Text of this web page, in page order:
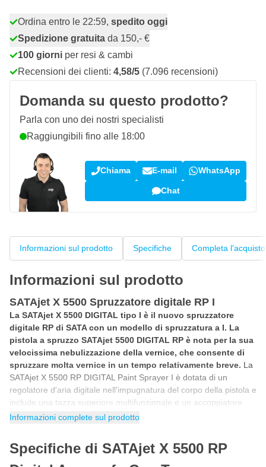
Ordina entro le 22:59, spedito oggi
Spedizione gratuita da 150,- €
100 giorni per resi & cambi
Recensioni dei clienti: 4,58/5 (7.096 recensioni)
Domanda su questo prodotto?
Parla con uno dei nostri specialisti
Raggiungibili fino alle 18:00
Chiama E-mail WhatsApp
Chat
Informazioni sul prodotto Specifiche Completa l'acquisto
Informazioni sul prodotto
SATAjet X 5500 Spruzzatore digitale RP I
La SATAjet X 5500 DIGITAL tipo I è il nuovo spruzzatore
digitale RP di SATA con un modello di spruzzatura a I. La
pistola a spruzzo SATAjet 5500 DIGITAL RP è nota per la sua
velocissima nebulizzazione della vernice, che consente di
spruzzare molta vernice in un tempo relativamente breve. La
SATAjet X 5500 RP DIGITAL Paint Sprayer I è dotata di un
regolatore d'aria digitale nell'impugnatura del corpo della pistola e
include una tazza superiore multifunzionale e un accoppiatore
girevole. Volete acquistare lo spruzzatore SATAjet X 5500 RP I
Spruzzatore digitale SATAjet X 5500 con I
Informazioni complete sul prodotto
Specifiche di SATAjet X 5500 RP